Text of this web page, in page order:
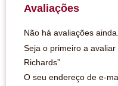
Avaliações
Não há avaliações ainda.
Seja o primeiro a
Richards”
O seu endereço de e-